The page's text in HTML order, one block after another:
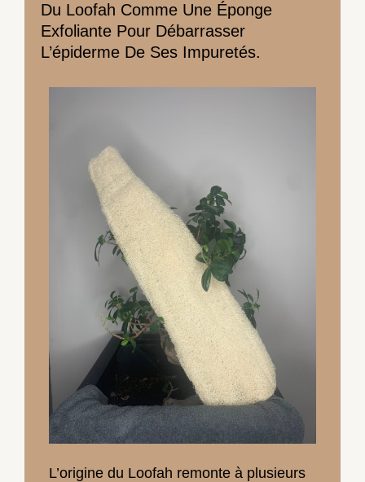
Du Loofah Comme Une Éponge
Exfoliante Pour Débarrasser
L’épiderme De Ses Impuretés.
L’origine du Loofah remonte à plusieurs